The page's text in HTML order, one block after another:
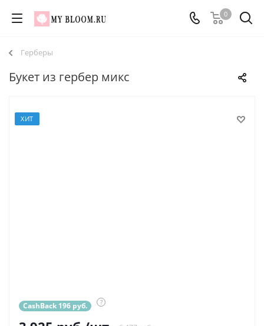
0
Герберы
Букет из гербер микс
ХИТ
CashBack 196 руб. ?